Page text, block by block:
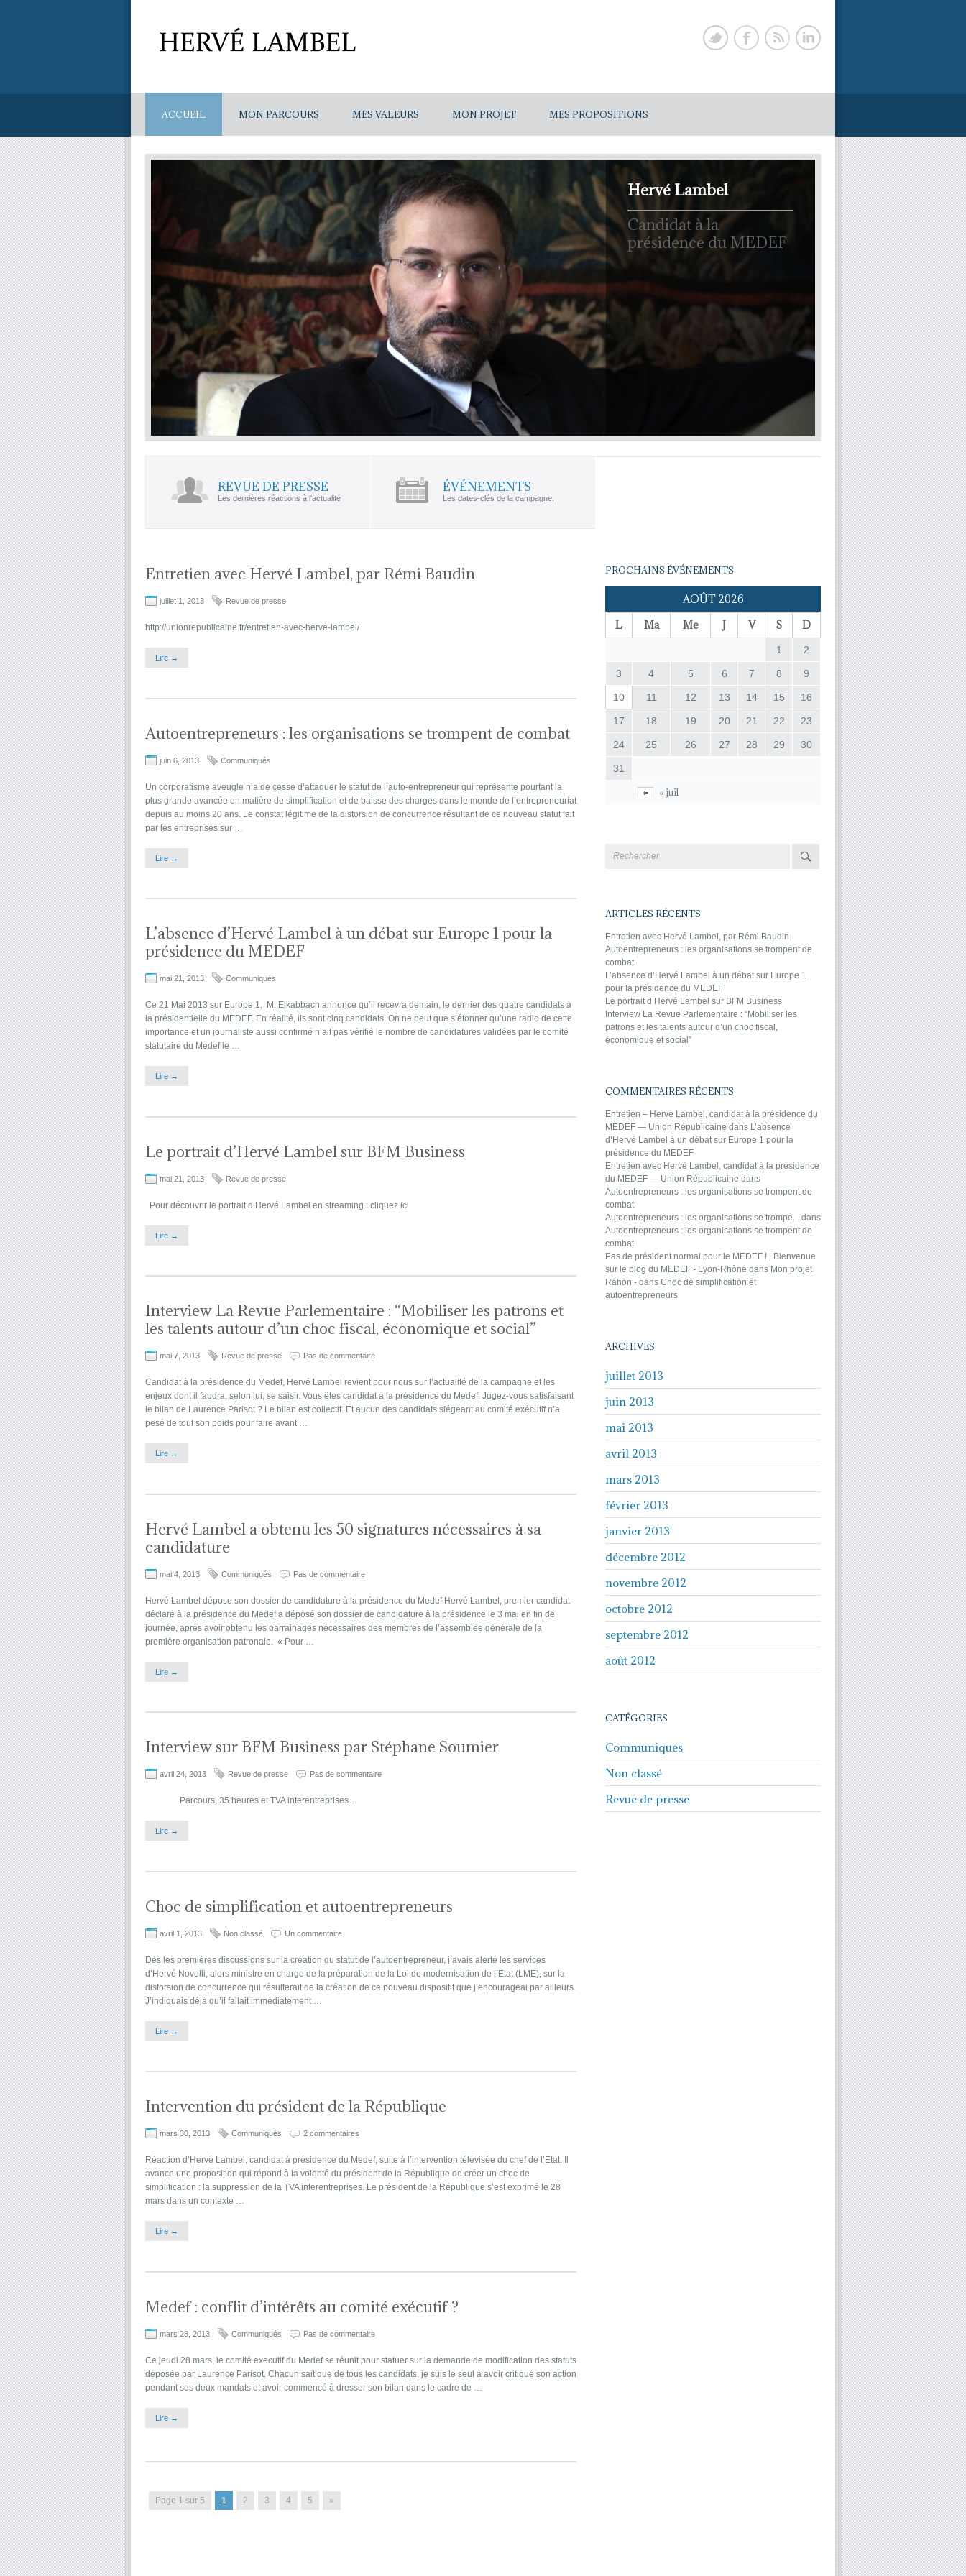
ACCUEIL MON PARCOURS MES VALEURS MON PROJET MES PROPOSITIONS
Hervé Lambel
Candidat à la
présidence du MEDEF
REVUE DE PRESSE
Les dernières réactions à l'actualité
ÉVÉNEMENTS
Les dates-clés de la campagne.
Entretien avec Hervé Lambel, par Rémi Baudin
juillet 1, 2013 Revue de presse
http://unionrepublicaine.fr/entretien-avec-herve-lambel/
Lire →
Autoentrepreneurs : les organisations se trompent de combat
juin 6, 2013 Communiqués
Un corporatisme aveugle n’a de cesse d’attaquer le statut de l’auto-entrepreneur qui représente pourtant la
plus grande avancée en matière de simplification et de baisse des charges dans le monde de l’entrepreneuriat
depuis au moins 20 ans. Le constat légitime de la distorsion de concurrence résultant de ce nouveau statut fait
par les entreprises sur …
Lire →
L’absence d’Hervé Lambel à un débat sur Europe 1 pour la
présidence du MEDEF
mai 21, 2013 Communiqués
Ce 21 Mai 2013 sur Europe 1, M. Elkabbach annonce qu’il recevra demain, le dernier des quatre candidats à
la présidentielle du MEDEF. En réalité, ils sont cinq candidats. On ne peut que s’étonner qu’une radio de cette
importance et un journaliste aussi confirmé n’ait pas vérifié le nombre de candidatures validées par le comité
statutaire du Medef le …
Lire →
Le portrait d’Hervé Lambel sur BFM Business
mai 21, 2013 Revue de presse
Pour découvrir le portrait d’Hervé Lambel en streaming : cliquez ici
Lire →
Interview La Revue Parlementaire : “Mobiliser les patrons et
les talents autour d’un choc fiscal, économique et social”
mai 7, 2013 Revue de presse Pas de commentaire
Candidat à la présidence du Medef, Hervé Lambel revient pour nous sur l’actualité de la campagne et les
enjeux dont il faudra, selon lui, se saisir. Vous êtes candidat à la présidence du Medef. Jugez-vous satisfaisant
le bilan de Laurence Parisot ? Le bilan est collectif. Et aucun des candidats siégeant au comité exécutif n’a
pesé de tout son poids pour faire avant …
Lire →
Hervé Lambel a obtenu les 50 signatures nécessaires à sa
candidature
mai 4, 2013 Communiqués Pas de commentaire
Hervé Lambel dépose son dossier de candidature à la présidence du Medef Hervé Lambel, premier candidat
déclaré à la présidence du Medef a déposé son dossier de candidature à la présidence le 3 mai en fin de
journée, après avoir obtenu les parrainages nécessaires des membres de l’assemblée générale de la
première organisation patronale. « Pour …
Lire →
Interview sur BFM Business par Stéphane Soumier
avril 24, 2013 Revue de presse Pas de commentaire
Parcours, 35 heures et TVA interentreprises…
Lire →
Choc de simplification et autoentrepreneurs
avril 1, 2013 Non classé Un commentaire
Dès les premières discussions sur la création du statut de l’autoentrepreneur, j’avais alerté les services
d’Hervé Novelli, alors ministre en charge de la préparation de la Loi de modernisation de l’Etat (LME), sur la
distorsion de concurrence qui résulterait de la création de ce nouveau dispositif que j’encourageai par ailleurs.
J’indiquais déjà qu’il fallait immédiatement …
Lire →
Intervention du président de la République
mars 30, 2013 Communiqués 2 commentaires
Réaction d’Hervé Lambel, candidat à présidence du Medef, suite à l’intervention télévisée du chef de l’Etat. Il
avance une proposition qui répond à la volonté du président de la République de créer un choc de
simplification : la suppression de la TVA interentreprises. Le président de la République s’est exprimé le 28
mars dans un contexte …
Lire →
Medef : conflit d’intérêts au comité exécutif ?
mars 28, 2013 Communiqués Pas de commentaire
Ce jeudi 28 mars, le comité executif du Medef se réunit pour statuer sur la demande de modification des statuts
déposée par Laurence Parisot. Chacun sait que de tous les candidats, je suis le seul à avoir critiqué son action
pendant ses deux mandats et avoir commencé à dresser son bilan dans le cadre de …
Lire →
Page 1 sur 5 1 2 3 4 5 »
PROCHAINS ÉVÉNEMENTS
AOÛT 2026
L
Ma Me J V S D
« juil
1 2
3 4 5 6 7 8 9
10 11 12 13 14 15 16
17 18 19 20 21 22 23
24 25 26 27 28 29 30
31
ARTICLES RÉCENTS
Entretien avec Hervé Lambel, par Rémi Baudin
Autoentrepreneurs : les organisations se trompent de
combat
L’absence d’Hervé Lambel à un débat sur Europe 1
pour la présidence du MEDEF
Le portrait d’Hervé Lambel sur BFM Business
Interview La Revue Parlementaire : “Mobiliser les
patrons et les talents autour d’un choc fiscal,
économique et social”
COMMENTAIRES RÉCENTS
Entretien – Hervé Lambel, candidat à la présidence du
MEDEF — Union Républicaine dans L’absence
d’Hervé Lambel à un débat sur Europe 1 pour la
présidence du MEDEF
Entretien avec Hervé Lambel, candidat à la présidence
du MEDEF — Union Républicaine dans
Autoentrepreneurs : les organisations se trompent de
combat
Autoentrepreneurs : les organisations se trompe... dans
Autoentrepreneurs : les organisations se trompent de
combat
Pas de président normal pour le MEDEF ! | Bienvenue
sur le blog du MEDEF - Lyon-Rhône dans Mon projet
Rahon - dans Choc de simplification et
autoentrepreneurs
ARCHIVES
juillet 2013
juin 2013
mai 2013
avril 2013
mars 2013
février 2013
janvier 2013
décembre 2012
novembre 2012
octobre 2012
septembre 2012
août 2012
CATÉGORIES
Communiqués
Non classé
Revue de presse